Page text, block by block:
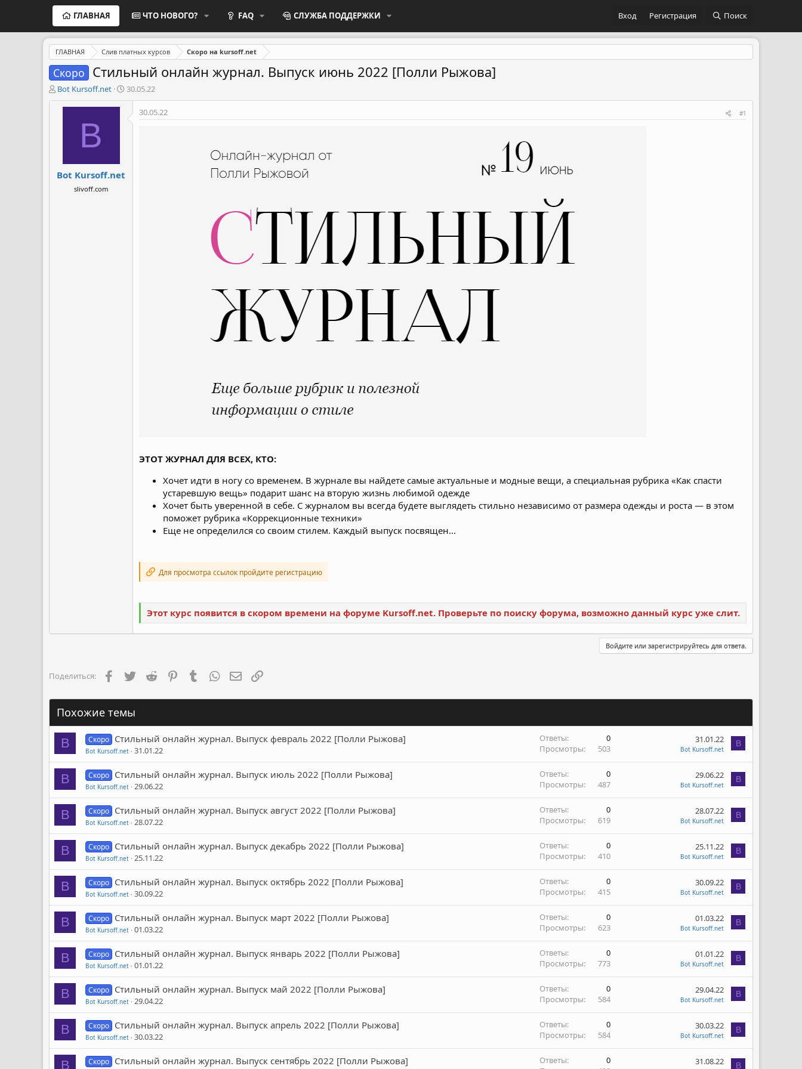
ГЛАВНАЯ ЧТО НОВОГО? FAQ СЛУЖБА ПОДДЕРЖКИ Вход Регистрация Поиск
ГЛАВНАЯ Слив платных курсов Скоро на kursoff.net
Скоро Стильный онлайн журнал. Выпуск июнь 2022 [Полли Рыжова]
А
в
ы
Bot Kursoff.net
Д
а
а
30.05.22
B
Bot Kursoff.net
slivoff.com
30.05.22 #1
ЭТОТ ЖУРНАЛ ДЛЯ ВСЕХ, КТО:
Хочет идти в ногу со временем. В журнале вы найдете самые актуальные и модные вещи, а специальная рубрика «Как спасти
устаревшую вещь» подарит шанс на вторую жизнь любимой одежде
Хочет быть уверенной в себе. С журналом вы всегда будете выглядеть стильно независимо от размера одежды и роста — в этом
поможет рубрика «Коррекционные техники»
Еще не определился со своим стилем. Каждый выпуск посвящен...
Для просмотра ссылок пройдите регистрацию
Этот курс появится в скором времени на форуме Kursoff.net. Проверьте по поиску форума, возможно данный курс уже слит.
Войдите или зарегистрируйтесь для ответа.
Поделиться: FacebookTwitter Reddit PinterestTumblr WhatsAppЭлектронная почта
Похожие темы
B Скоро Стильный онлайн журнал. Выпуск февраль 2022 [Полли Рыжова]
Bot Kursoff.net 31.01.22
Ответы
0
Просмотры
503
31.01.22
Bot Kursoff.net
B
B Скоро Стильный онлайн журнал. Выпуск июль 2022 [Полли Рыжова]
Bot Kursoff.net 29.06.22
Ответы
0
Просмотры
487
29.06.22
Bot Kursoff.net
B
B Скоро Стильный онлайн журнал. Выпуск август 2022 [Полли Рыжова]
Bot Kursoff.net 28.07.22
Ответы
0
Просмотры
619
28.07.22
Bot Kursoff.net
B
B Скоро Стильный онлайн журнал. Выпуск декабрь 2022 [Полли Рыжова]
Bot Kursoff.net 25.11.22
Ответы
0
Просмотры
410
25.11.22
Bot Kursoff.net
B
B Скоро Стильный онлайн журнал. Выпуск октябрь 2022 [Полли Рыжова]
Bot Kursoff.net 30.09.22
Ответы
0
Просмотры
415
30.09.22
Bot Kursoff.net
B
B Скоро Стильный онлайн журнал. Выпуск март 2022 [Полли Рыжова]
Bot Kursoff.net 01.03.22
Ответы
0
Просмотры
623
01.03.22
Bot Kursoff.net
B
B Скоро Стильный онлайн журнал. Выпуск январь 2022 [Полли Рыжова]
Bot Kursoff.net 01.01.22
Ответы
0
Просмотры
773
01.01.22
Bot Kursoff.net
B
B Скоро Стильный онлайн журнал. Выпуск май 2022 [Полли Рыжова]
Bot Kursoff.net 29.04.22
Ответы
0
Просмотры
584
29.04.22
Bot Kursoff.net
B
B Скоро Стильный онлайн журнал. Выпуск апрель 2022 [Полли Рыжова]
Bot Kursoff.net 30.03.22
Ответы
0
Просмотры
584
30.03.22
Bot Kursoff.net
B
B Скоро Стильный онлайн журнал. Выпуск сентябрь 2022 [Полли Рыжова] Ответы
0
31.08.22 B